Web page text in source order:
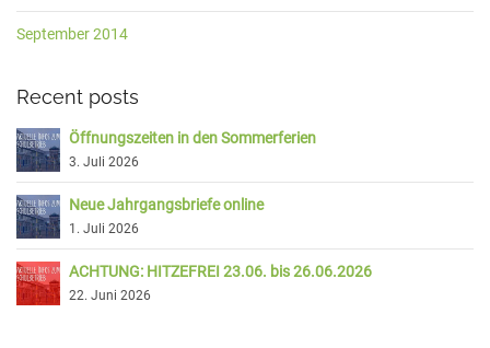
September 2014
Recent posts
Öffnungszeiten in den Sommerferien
3. Juli 2026
Neue Jahrgangsbriefe online
1. Juli 2026
ACHTUNG: HITZEFREI 23.06. bis 26.06.2026
22. Juni 2026